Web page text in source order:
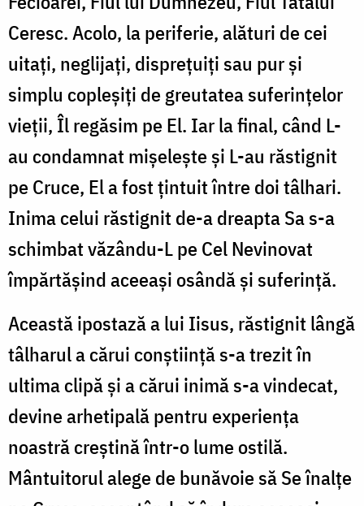
Ceresc. Acolo, la periferie, alături de cei
uitați, neglijați, disprețuiți sau pur și
simplu copleșiți de greutatea suferințelor
vieții, Îl regăsim pe El. Iar la final, când L-
au condamnat mișelește și L-au răstignit
pe Cruce, El a fost țintuit între doi tâlhari.
Inima celui răstignit de-a dreapta Sa s-a
schimbat văzându-L pe Cel Nevinovat
împărtășind aceeași osândă și suferință.
Această ipostază a lui Iisus, răstignit lângă
tâlharul a cărui conștiință s-a trezit în
ultima clipă și a cărui inimă s-a vindecat,
devine arhetipală pentru experiența
noastră creștină într-o lume ostilă.
Mântuitorul alege de bunăvoie să Se înalțe